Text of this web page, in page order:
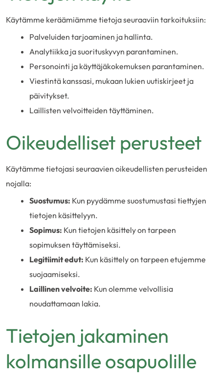
Käytämme keräämiämme tietoja seuraaviin tarkoituksiin:
Palveluiden tarjoaminen ja hallinta.
Analytiikka ja suorituskyvyn parantaminen.
Personointi ja käyttäjäkokemuksen parantaminen.
Viestintä kanssasi, mukaan lukien uutiskirjeet ja
päivitykset.
Laillisten velvoitteiden täyttäminen.
Oikeudelliset perusteet
Käytämme tietojasi seuraavien oikeudellisten perusteiden
nojalla:
Suostumus: Kun pyydämme suostumustasi tiettyjen
tietojen käsittelyyn.
Sopimus: Kun tietojen käsittely on tarpeen
sopimuksen täyttämiseksi.
Legitiimit edut: Kun käsittely on tarpeen etujemme
suojaamiseksi.
Laillinen velvoite: Kun olemme velvollisia
noudattamaan lakia.
Tietojen jakaminen
kolmansille osapuolille